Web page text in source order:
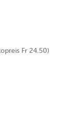
Fr 24.50)